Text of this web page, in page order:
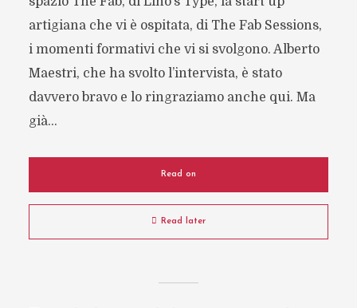
artigiana che vi è ospitata, di The Fab Sessions,
i momenti formativi che vi si svolgono. Alberto
Maestri, che ha svolto l’intervista, è stato
davvero bravo e lo ringraziamo anche qui. Ma
già...
Read on
Read later